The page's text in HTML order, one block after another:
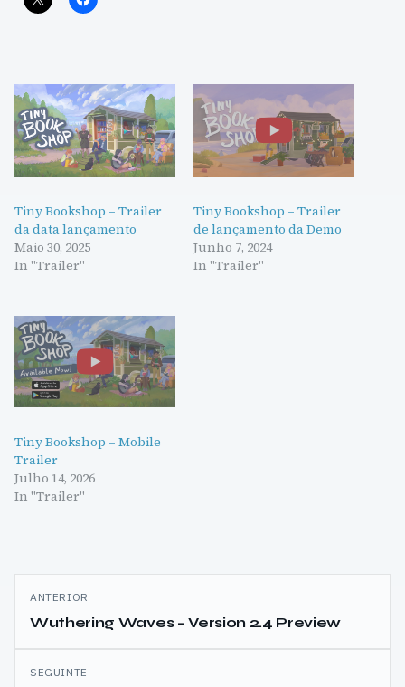
Tiny Bookshop – Trailer
da data lançamento
Maio 30, 2025
In "Trailer"
Tiny Bookshop – Trailer
de lançamento da Demo
Junho 7, 2024
In "Trailer"
Tiny Bookshop – Mobile
Trailer
Julho 14, 2026
In "Trailer"
Navegação
de
artigos
ANTERIOR
Wuthering Waves – Version 2.4 Preview
SEGUINTE